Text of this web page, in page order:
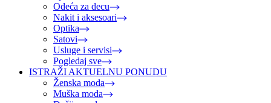
Odeća za decu
Nakit i aksesoari
Optika
Satovi
Usluge i servisi
Pogledaj sve
ISTRAŽI AKTUELNU PONUDU
Ženska moda
Muška moda